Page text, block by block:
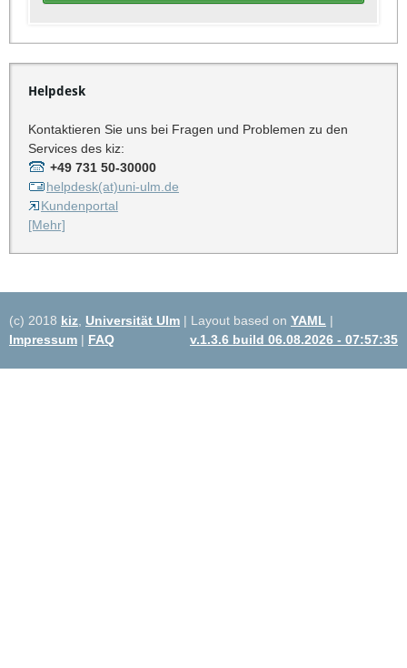
Helpdesk
Kontaktieren Sie uns bei Fragen und Problemen zu den
Services des kiz:
+49 731 50-30000
helpdesk(at)uni-ulm.de
Kundenportal
[Mehr]
(c) 2018 kiz Universität Ulm | Layout based on YAML |
Impressum | FAQ v.1.3.6 build 06.08.2026 - 07:57:35